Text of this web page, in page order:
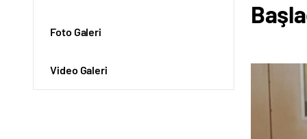
Foto Galeri
Video Galeri